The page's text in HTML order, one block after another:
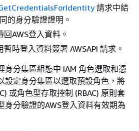
請求中結
的身分驗證證明。
AWS登入資料。
時登入資料簽署 AWSAPI 請求。
身分集區組態中 IAM 角色選取和憑
設定身分集區以選取預設角色，將
或角色型存取控制 (RBAC) 原則套
身分驗證的AWS登入資料有效期為